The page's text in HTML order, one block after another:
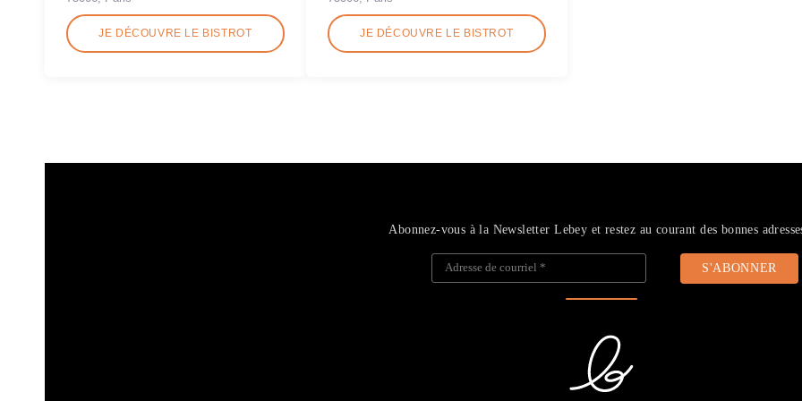
JE DÉCOUVRE LE BISTROT JE DÉCOUVRE LE BISTROT
Abonnez-vous à la Newsletter Lebey et restez au courant des bonnes
Adresse de courriel*